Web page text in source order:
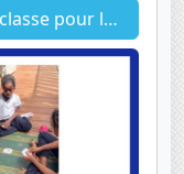
récompensés.